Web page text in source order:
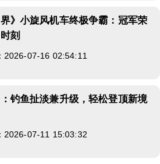
界》小旋风机车终极争霸：冠军荣
刻
2026-07-16 02:54:11
钓鱼扯淡兼升级，轻松登顶新境
2026-07-11 15:03:32